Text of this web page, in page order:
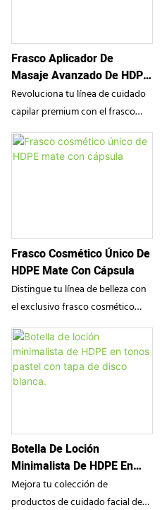
pulverizador de niebla fina de
precisión combinan a la
perfección una estética moderna
con la máxima portabilidad,
convirtiéndolo en la solución
ideal para desinfectantes de
manos, fragancias de viaje y
brumas faciales hidratantes.
Frasco Aplicador De
Masaje Avanzado De HDPE
De 100 Ml Para El Cuidado
Del Cuero Cabelludo.
Revoluciona tu línea de cuidado
capilar premium con el frasco
aplicador avanzado para el
cuidado del cuero cabelludo de
SampoX. Fabricado en HDPE
masaje multi-rollerball y un
mecanismo de cierre giratorio
seguro. Combina a la perfección
una estética clínica de alta gama
con una precisión funcional,
diseñado específicamente para
maximizar la eficacia de los
sérums para el crecimiento del
cabello y los tratamientos
Frasco Cosmético Único De
HDPE Mate Con Cápsula
Distingue tu línea de belleza con
el exclusivo frasco cosmético
SampoX de HDPE con forma de
cápsula. Con una distintiva silueta
en forma de píldora y una tapa de
cúpula segura, este envase
vez que garantiza una protección
óptima de la fórmula para
lociones, cremas y sérums diarios
de tamaño viaje.
Botella De Loción
Minimalista De HDPE En
Tonos Pastel Con Tapa De
Disco Blanca.
Mejora tu colección de
productos de cuidado facial de